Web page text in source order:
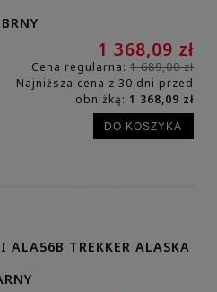
1 368,09 zł
Cena regularna: 1 689,00 zł
Najniższa cena z 30 dni przed
obniżką: 1 368,09 zł
DO KOSZYKA
ALA56B TREKKER ALASKA